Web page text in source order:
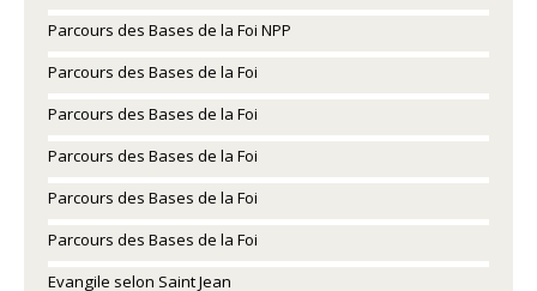
Parcours des Bases de la Foi NPP
Parcours des Bases de la Foi
Parcours des Bases de la Foi
Parcours des Bases de la Foi
Parcours des Bases de la Foi
Parcours des Bases de la Foi
Evangile selon Saint Jean